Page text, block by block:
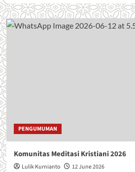
PENGUMUMAN
Komunitas Meditasi Kristiani 2026
Lulik Kurnianto 12 June 2026